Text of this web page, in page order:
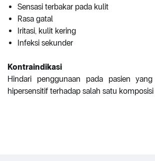
Sensasi terbakar pada kulit
Rasa gatal
Iritasi, kulit kering
Infeksi sekunder
Kontraindikasi
Hindari penggunaan pada pasien
hipersensitif terhadap salah satu